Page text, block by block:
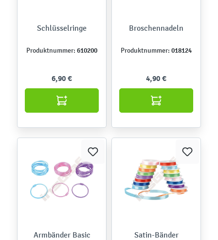
Schlüsselringe
Produktnummer: 610200
6,90 €
Broschennadeln
Produktnummer: 018124
4,90 €
Armbänder Basic Satin-Bänder